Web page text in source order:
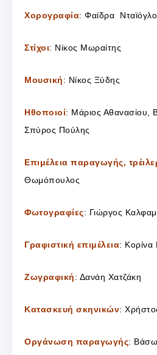
Χορογραφία: Φαίδρα
Στίχοι: Νίκος Μωραίτης
Μουσική: Νίκος Ξύδης
Ηθοποιοί: Μάριος Αθανασίου,
Σπύρος Πούλης
Επιμέλεια παραγωγής,
Θωμόπουλος
Φωτογραφίες: Γιώργος
Γραφιστική επιμέλεια: Κορίνα
Ζωγραφική: Δανάη Χατζάκη
Κατασκευή σκηνικών:
Οργάνωση παραγωγής: